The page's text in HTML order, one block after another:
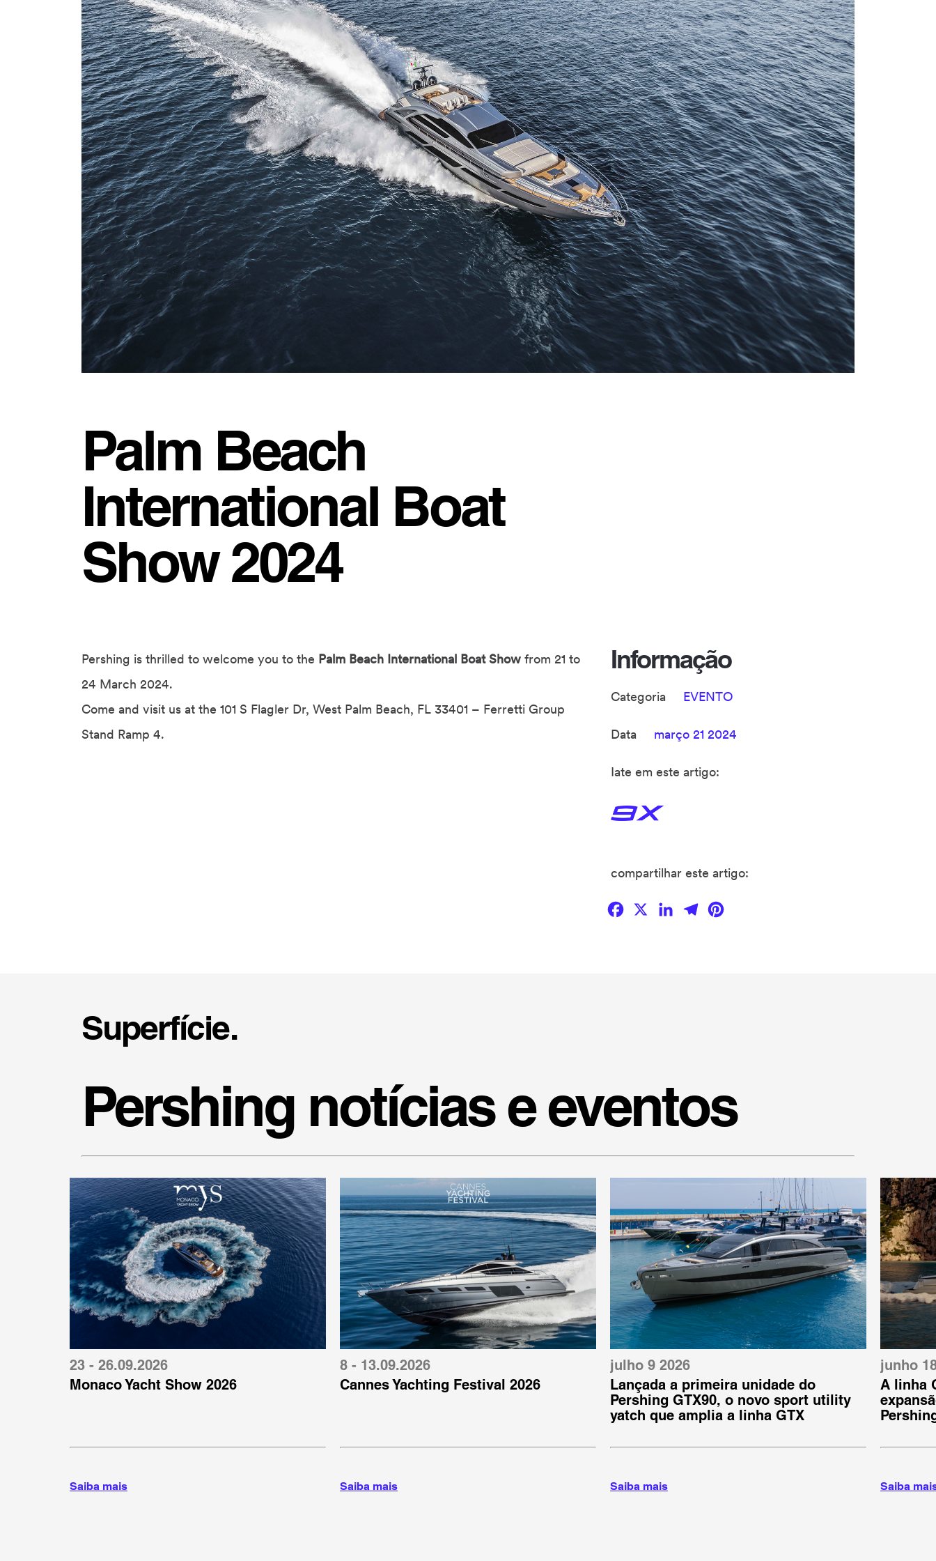
Palm Beach
International Boat
Show 2024
Pershing is thrilled to welcome you to the Palm Beach International Boat Show from 21 to
24 March 2024.
Come and visit us at the 101 S Flagler Dr, West Palm Beach, FL 33401 – Ferretti Group
Stand Ramp 4.
Informação
Categoria EVENTO
Data março 21 2024
Iate em este artigo:
compartilhar este artigo:
Facebook
X LinkedIn
Telegram
Superfície.
Pershing notícias e eventos
23 - 26.09.2026
Monaco Yacht Show 2026
Saiba mais
8 - 13.09.2026
Cannes Yachting Festival 2026
Saiba mais
julho 9 2026
Lançada a primeira unidade do
Pershing GTX90, o novo sport utility
yatch que amplia a linha GTX
Saiba mais
junho
A linha
Saiba